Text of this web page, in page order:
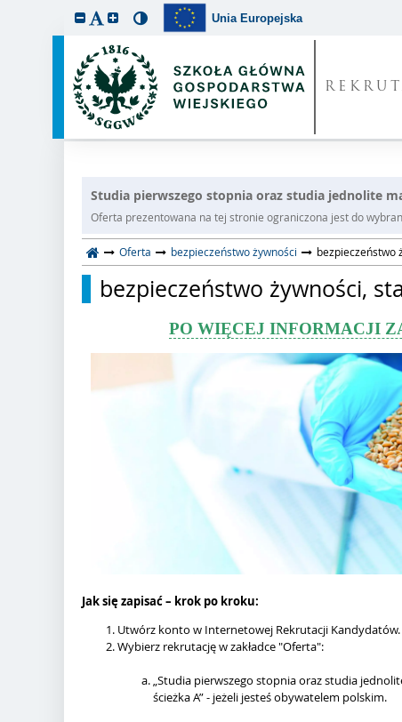
Unia Europejska
Studia pierwszego stopnia oraz studia jednolite
Oferta prezentowana na tej stronie ograniczona jest do
Oferta bezpieczeństwo żywności bezpieczeństwo
bezpieczeństwo żywności,
PO WIĘCEJ INFORMACJI
Jak się zapisać – krok po kroku:
Utwórz konto w Internetowej Rekrutacji Kandydatów.
Wybierz rekrutację w zakładce "Oferta":
„Studia pierwszego stopnia oraz studia
ścieżka A” - jeżeli jesteś obywatelem polskim.